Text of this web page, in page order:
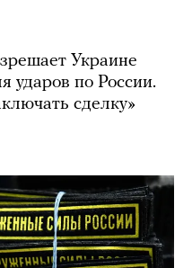
Украине
ударов по России.
сделку»